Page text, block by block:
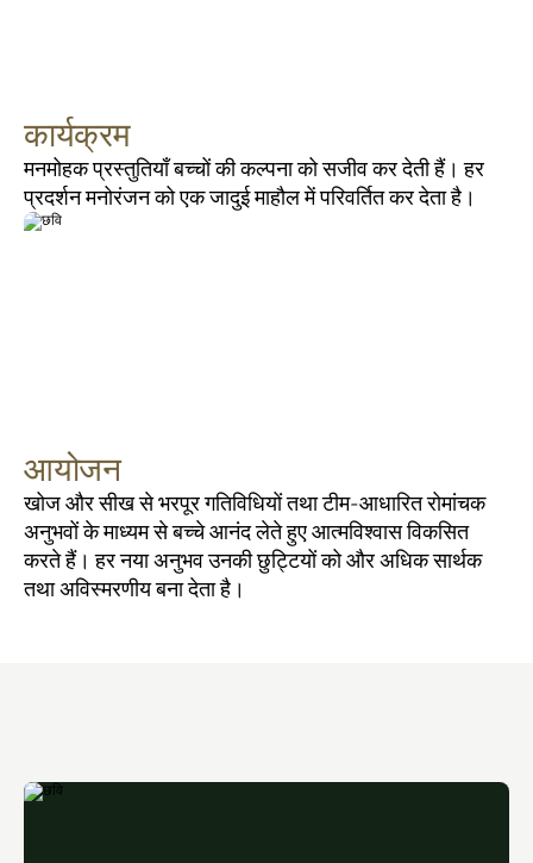
कार्यक्रम
मनमोहक प्रस्तुतियाँ बच्चों की कल्पना को सजीव कर देती हैं। हर
प्रदर्शन मनोरंजन को एक जादुई माहौल में परिवर्तित कर देता है।
आयोजन
खोज और सीख से भरपूर गतिविधियों तथा टीम-आधारित रोमांचक
अनुभवों के माध्यम से बच्चे आनंद लेते हुए आत्मविश्वास विकसित
करते हैं। हर नया अनुभव उनकी छुट्टियों को और अधिक सार्थक
तथा अविस्मरणीय बना देता है।